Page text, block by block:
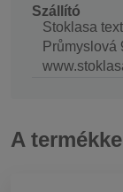
Szállító
Stoklasa
Průmyslová
A